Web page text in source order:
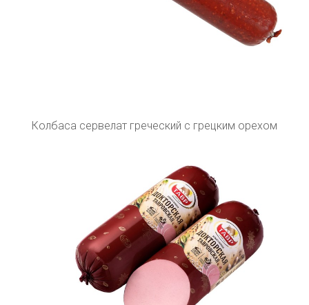
Колбаса сервелат греческий с грецким орехом